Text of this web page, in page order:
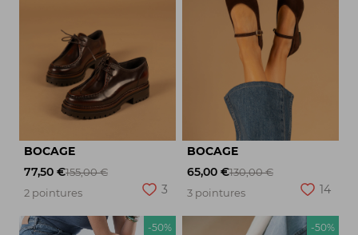
BOCAGE
77,50 €155,00 €
2 pointures
3
BOCAGE
65,00 €130,00 €
3 pointures
14
-50% -50%